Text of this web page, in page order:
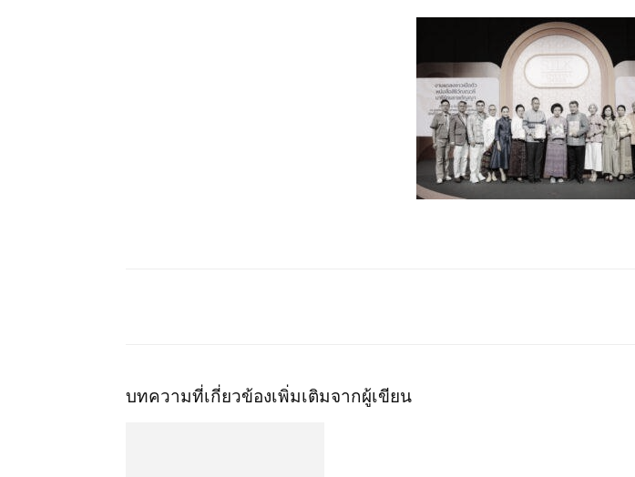
บทความที่เกี่ยวข้องเพิ่มเติมจากผู้เขียน